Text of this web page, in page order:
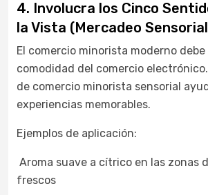
4. Involucra los Cinco
la Vista (Mercadeo
El comercio minorista moderno
comodidad del comercio
de comercio minorista sensorial
experiencias memorables.
Ejemplos de aplicación:
Aroma suave a cítrico en las zonas
frescos